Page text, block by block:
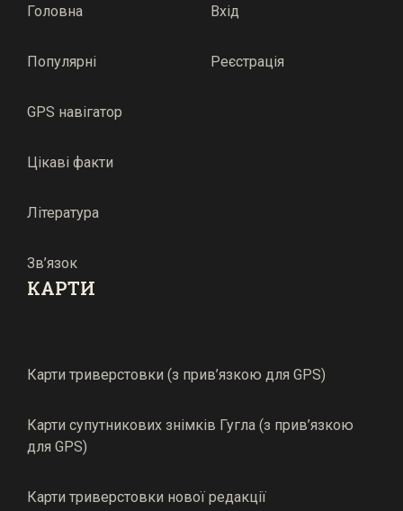
Головна
Популярні
GPS навігатор
Цікаві факти
Література
Зв’язок
Вхід
Реєстрація
КАРТИ
Карти триверстовки (з прив’язкою для GPS)
Карти супутникових знімків Гугла (з прив’язкою
для GPS)
Карти триверстовки нової редакції